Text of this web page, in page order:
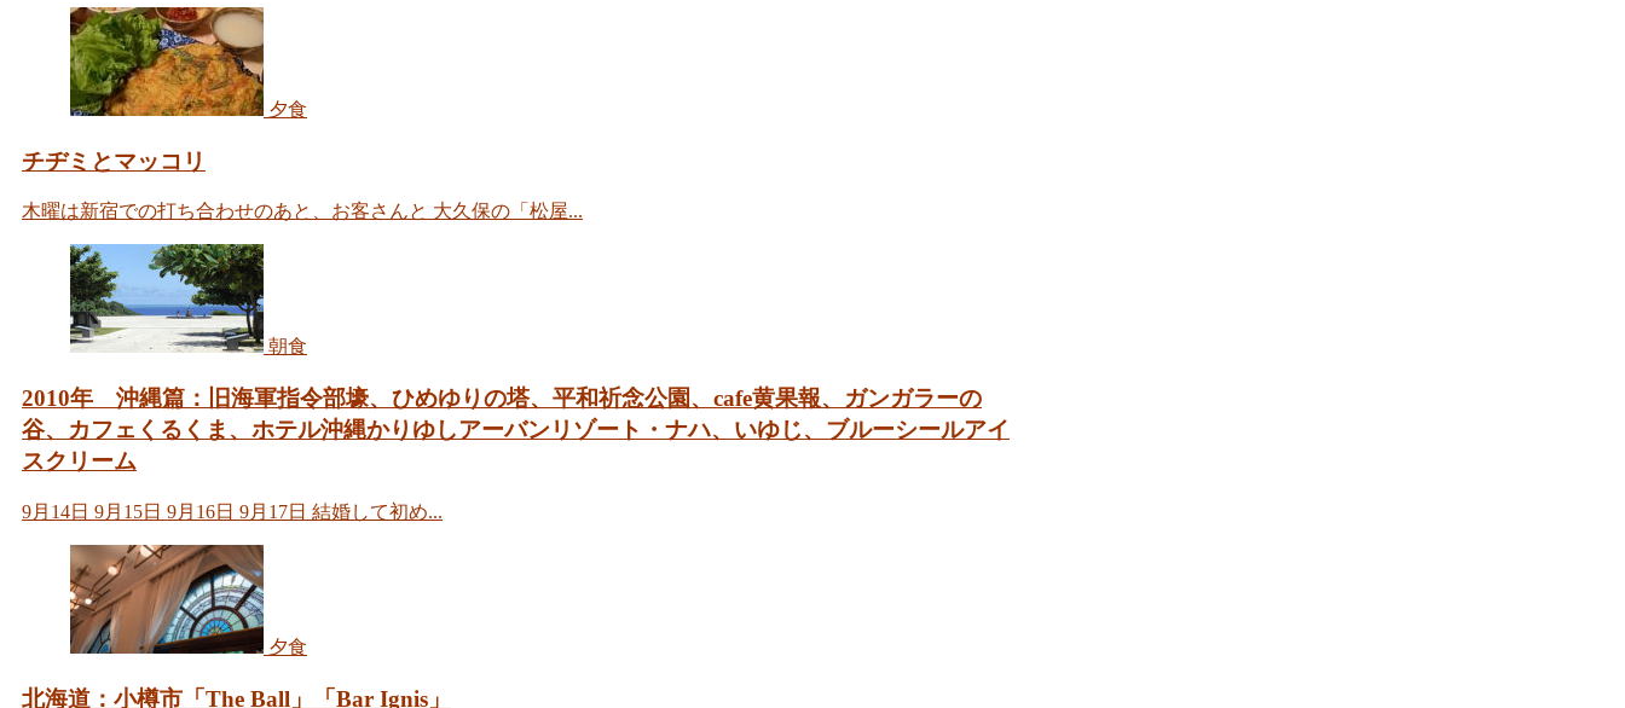
夕食
チヂミとマッコリ
木曜は新宿での打ち合わせのあと、お客さんと 大久保の「松屋...
朝食
2010年 沖縄篇：旧海軍指令部壕、ひめゆりの塔、平和祈念公園、cafe黄果報、ガンガラーの
谷、カフェくるくま、ホテル沖縄かりゆしアーバンリゾート・ナハ、いゆじ、ブルーシールアイ
スクリーム
9月14日 9月15日 9月16日 9月17日 結婚して初め...
夕食
北海道：小樽市「The Ball」「Bar Ignis」